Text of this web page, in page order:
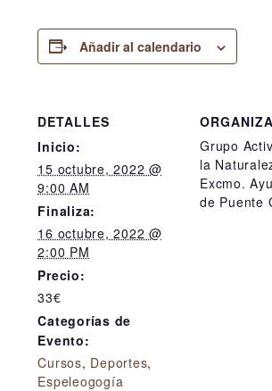
Añadir al calendario
DETALLES
Inicio:
15 octubre, 2022 @
9:00 AM
Finaliza:
16 octubre, 2022 @
2:00 PM
Precio:
33€
Categorías de
Evento:
Cursos, Deportes,
Espeleogogía
Grupo
la
Excmo.
de Puente